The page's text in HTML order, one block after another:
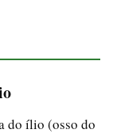
do ílio (osso do